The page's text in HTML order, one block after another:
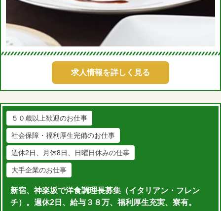
求人情報を詳しく見る
５０歳以上歓迎のお仕事
社会保障・福利厚生完備のお仕事
週休2日、月休8日、日曜日休みの仕事
大手企業のお仕事
新宿、神楽坂で洋食調理長募集（イタリアン・フレン
チ）。週休2日、給与３８万、福利厚生充実、寮有。